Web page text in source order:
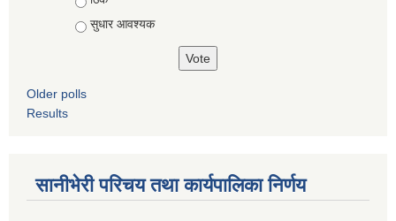
सुधार आवश्यक
Older polls
Results
सानीभेरी परिचय तथा कार्यपालिका निर्णय